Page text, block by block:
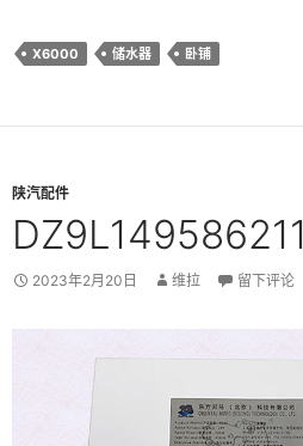
X6000 储水器 卧铺
陕汽配件
DZ9L149586211
2023年2月20日 维拉 留下评论